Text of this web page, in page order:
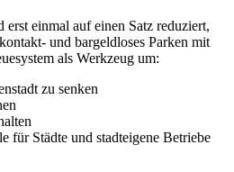
einmal auf einen Satz reduziert,
und bargeldloses Parken mit
als Werkzeug um:
zu senken
für Städte und stadteigene Betriebe